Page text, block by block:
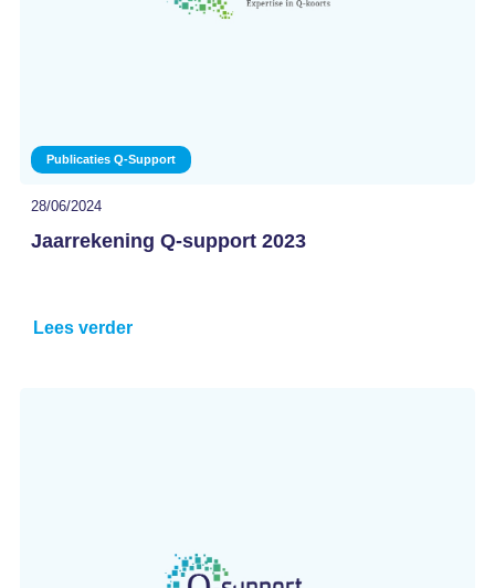
Publicaties Q-Support
28/06/2024
Jaarrekening Q-support 2023
Lees verder